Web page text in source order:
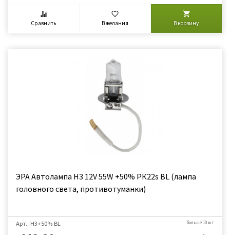
Сравнить В желания В корзину
ЭРА Автолампа H3 12V 55W +50% PК22s BL (лампа
головного света, противотуманки)
Арт.: H3+50% BL больше 10 шт